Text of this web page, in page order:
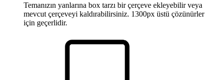
Temanızın yanlarına box tarzı bir çerçeve ekleyebilir veya
mevcut çerçeveyi kaldırabilirsiniz. 1300px üstü çözünürler
için geçerlidir.